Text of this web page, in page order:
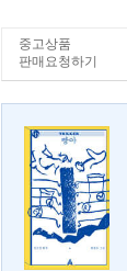
중고상품
판매요청하기